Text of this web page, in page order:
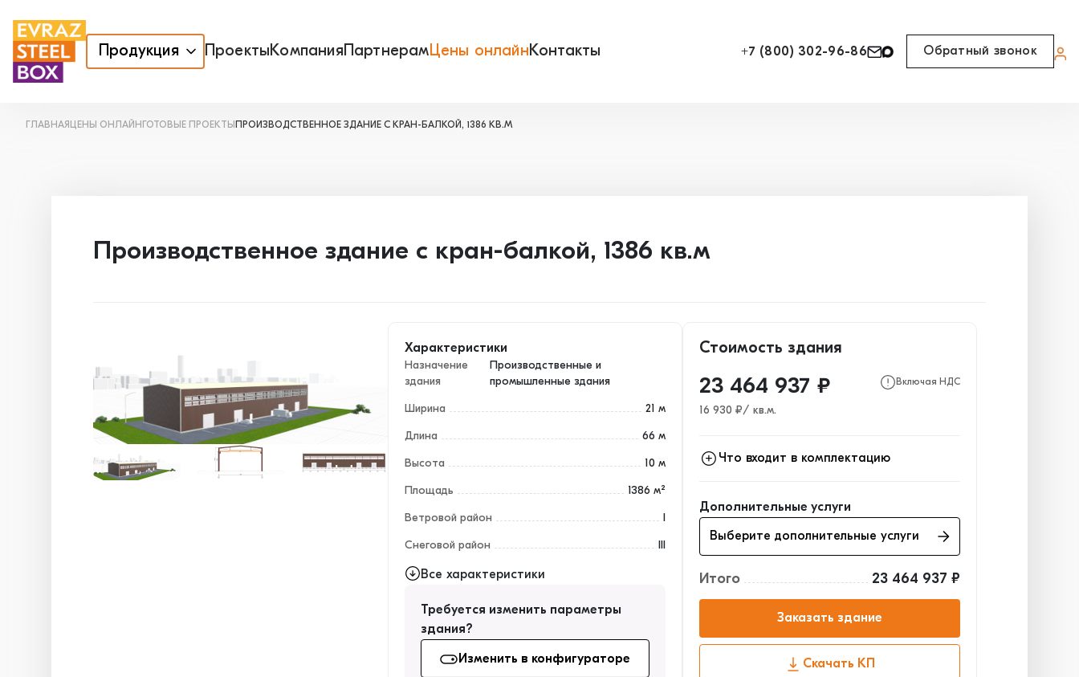
Продукция ПроектыКомпанияПартнерамЦены онлайнКонтакты +7 (800) 302-96-86 Обратный звонок
ГЛАВНАЯ ЦЕНЫ ОНЛАЙН ГОТОВЫЕ ПРОЕКТЫ ПРОИЗВОДСТВЕННОЕ ЗДАНИЕ С КРАН-БАЛКОЙ, 1386 КВ.М
Производственное здание с кран-балкой, 1386 кв.м
Характеристики
Назначение
здания
Производственные и
промышленные здания
Ширина 21 м
Длина 66 м
Высота 10 м
Площадь 1386 м²
Ветровой район I
Снеговой район III
Все характеристики
Требуется изменить параметры
здания?
Изменить в конфигураторе
Стоимость здания
23 464 937 ₽ Включая НДС
16 930 ₽/ кв.м.
Что входит в комплектацию
Ограждающие конструкции 4 779 027₽
Окна, двери, ворота 3 036 425₽
Дополнительные услуги
Выберите дополнительные услуги
Итого 23 464 937 ₽
Заказать здание
Скачать КП